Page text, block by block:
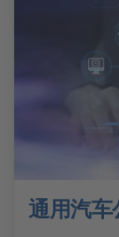
通用汽